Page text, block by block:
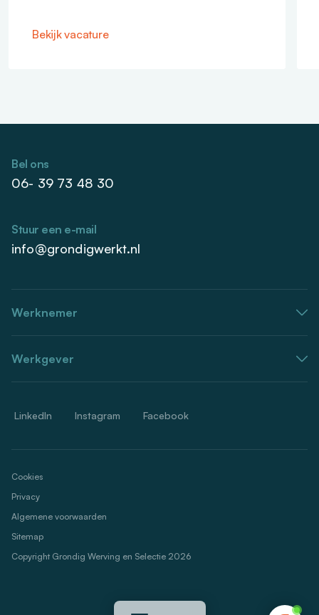
Bekijk vacature
Bel ons
06- 39 73 48 30
Stuur een e-mail
info@grondigwerkt.nl
Werknemer
Werkgever
LinkedIn Instagram Facebook
Cookies
Privacy
Algemene voorwaarden
Sitemap
Copyright Grondig Werving en Selectie 2026